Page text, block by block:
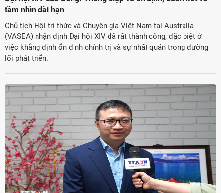
tầm nhìn dài hạn
Chủ tịch Hội trí thức và Chuyên gia Việt Nam tại Australia
(VASEA) nhận định Đại hội XIV đã rất thành công, đặc biệt ở
việc khẳng định ổn định chính trị và sự nhất quán trong đường
lối phát triển.